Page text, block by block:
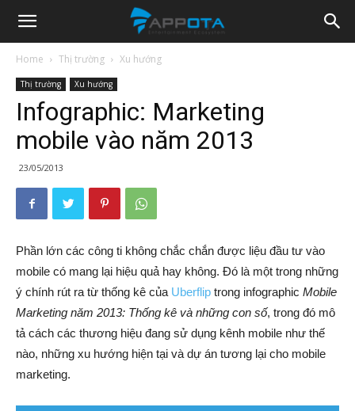
Appota
News
Home Thị trường Xu hướng
Thị trường Xu hướng
Infographic: Marketing
mobile vào năm 2013
23/05/2013
Phần lớn các công ti không chắc chắn được liệu đầu tư vào
mobile có mang lại hiệu quả hay không. Đó là một trong những
ý chính rút ra từ thống kê của Uberflip trong infographic Mobile
Marketing năm 2013: Thống kê và những con số, trong đó mô
tả cách các thương hiệu đang sử dụng kênh mobile như thế
nào, những xu hướng hiện tại và dự án tương lại cho mobile
marketing.